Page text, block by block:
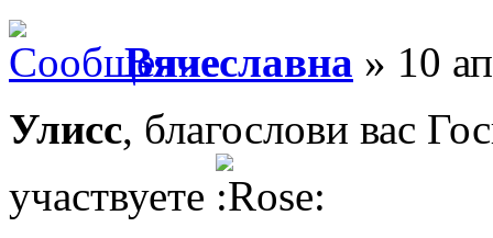
Вячеславна » 10
Улисс, благослови вас
участвуете